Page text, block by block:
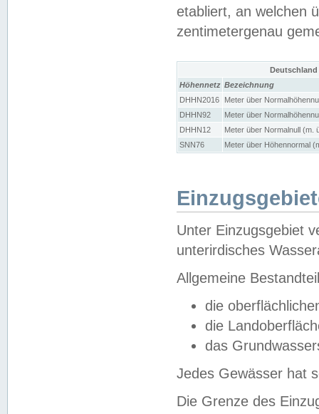
etabliert, an welchen
zentimetergenau
Höhennetz Bezeichnung
DHHN2016
Meter über
DHHN92
Meter über
DHHN12
Meter über Normalnull (m.
SNN76
Meter über Höhennormal
Unter Einzugsgebiet
unterirdisches
Allgemeine
die
die
das
Jedes Gewässer hat
Die Grenze des